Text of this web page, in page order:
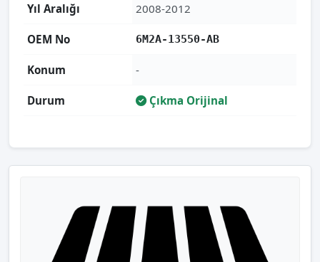
Yıl Aralığı 2008-2012
OEM No 6M2A-13550-AB
Konum -
Durum Çıkma Orijinal